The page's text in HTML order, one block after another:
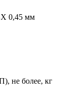
0,45 мм
не более, кг